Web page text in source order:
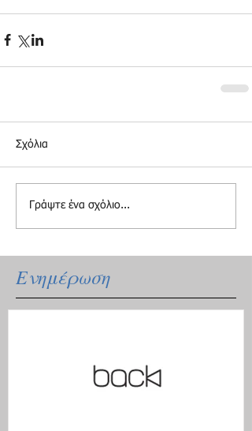
Ενημέρωση
Σχόλια
Γράψτε ένα σχόλιο...